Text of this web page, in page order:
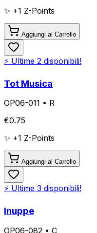
✨ +1 Z-Points
Aggiungi al Carrello
⚡ Ultime 2 disponibili!
Tot Musica
OP06-011 • R
€0.75
✨ +1 Z-Points
Aggiungi al Carrello
⚡ Ultime 3 disponibili!
Inuppe
OP06-082 • C